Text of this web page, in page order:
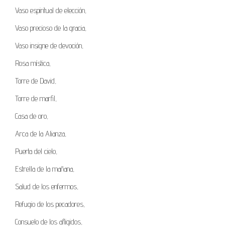
Vaso espiritual de elección,
Vaso precioso de la gracia,
Vaso insigne de devoción,
Rosa mística,
Torre de David,
Torre de marfil,
Casa de oro,
Arca de la Alianza,
Puerta del cielo,
Estrella de la mañana,
Salud de los enfermos,
Refugio de los pecadores,
Consuelo de los afligidos,